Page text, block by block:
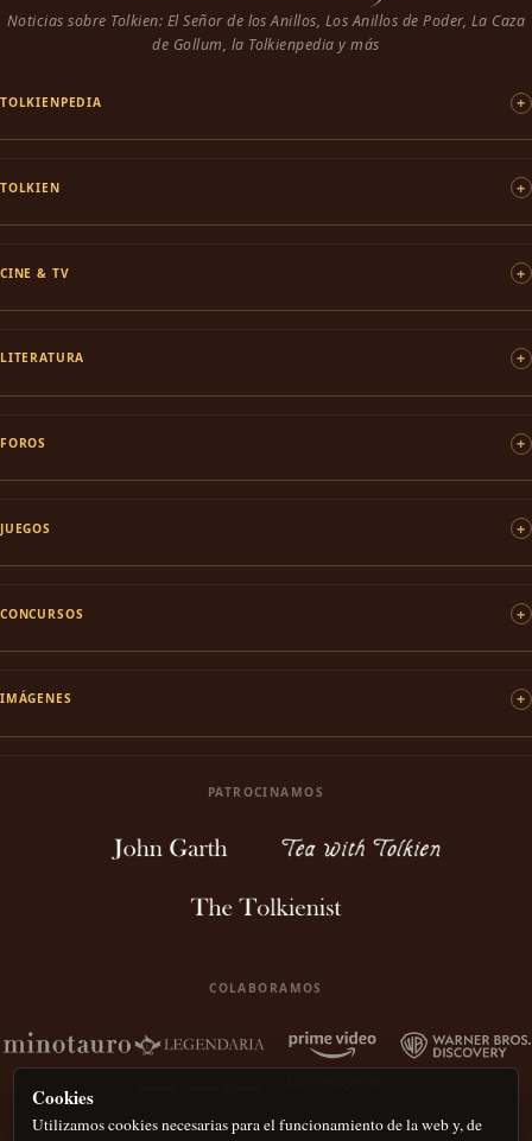
Noticias sobre Tolkien: El Señor de los Anillos, Los Anillos de Poder, La Caza
de Gollum, la Tolkienpedia y más
TOLKIENPEDIA
TOLKIEN
CINE & TV
LITERATURA
FOROS
JUEGOS
CONCURSOS
IMÁGENES
PATROCINAMOS
COLABORAMOS
Cookies
Utilizamos cookies necesarias para el funcionamiento de la web y, de